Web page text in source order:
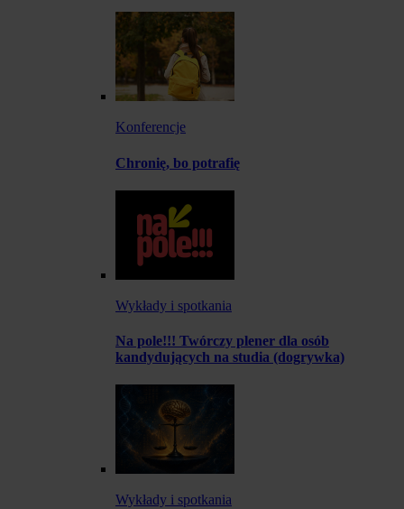
Konferencje
Chronię, bo potrafię
Wykłady i spotkania
Na pole!!! Twórczy plener dla osób
kandydujących na studia (dogrywka)
Wykłady i spotkania